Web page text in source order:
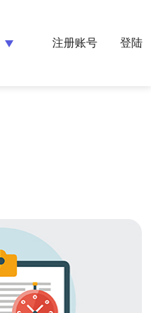
注册账号 登陆